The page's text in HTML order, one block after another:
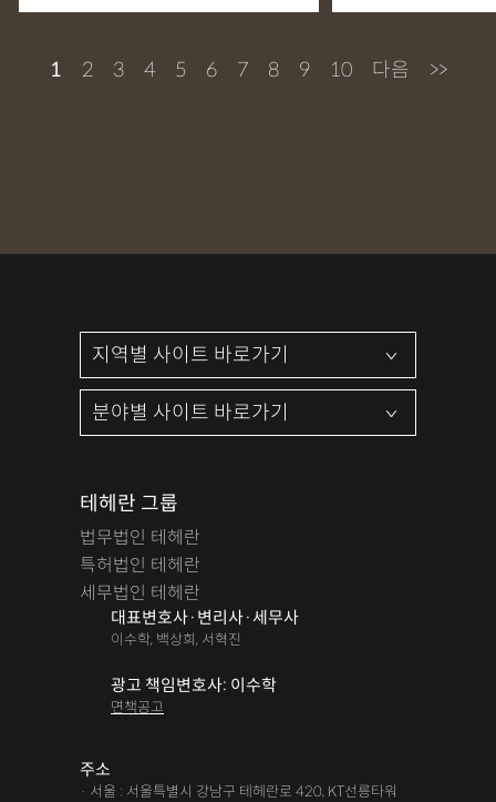
1 2 3 4 5 6 7 8 9 10 다음 >>
테헤란 그룹
법무법인 테헤란
특허법인 테헤란
세무법인 테헤란
대표변호사·변리사·세무사
이수학, 백상희, 서혁진
광고 책임변호사: 이수학
면책공고
주소
· 서울 : 서울특별시 강남구 테헤란로 420, KT선릉타워